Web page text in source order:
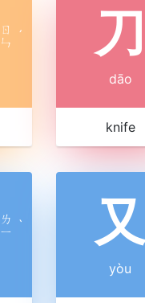
ㄖ
ㄣ ˊ 刀
dāo
knife
ㄌ
ㄧ ˋ 又
yòu